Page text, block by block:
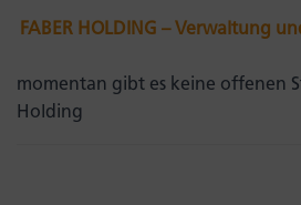
FABER HOLDING – Verwaltung
momentan gibt es keine offenen
Holding